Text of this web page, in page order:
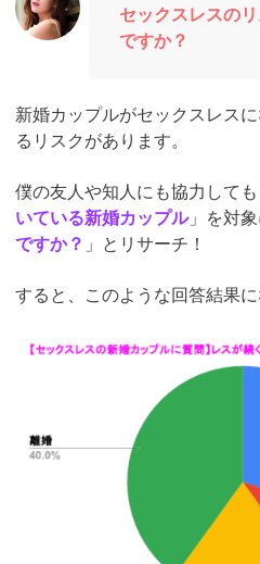
セックスレスの
ですか？
新婚カップルがセックスレス
るリスクがあります。
僕の友人や知人にも協力して
いている新婚カップル」を対
ですか？ 」とリサーチ！
すると、このような回答結果に